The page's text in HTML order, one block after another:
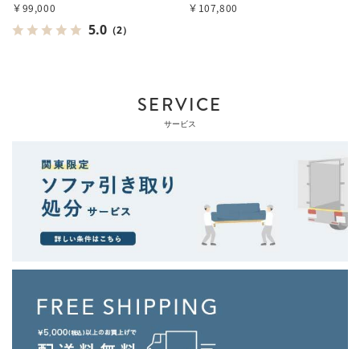
￥99,000
5.0 （2）
￥107,800
SERVICE
サービス